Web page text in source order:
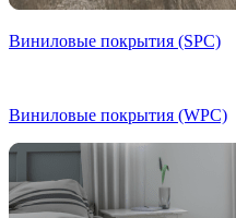
Виниловые покрытия (SPC)
Виниловые покрытия (WPC)